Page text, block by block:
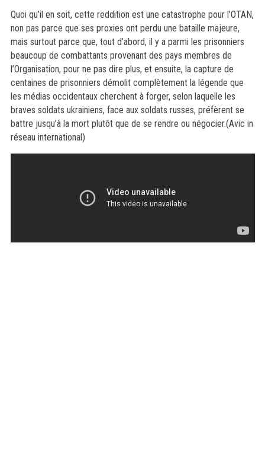
Quoi qu’il en soit, cette reddition est une catastrophe pour l’OTAN,
non pas parce que ses proxies ont perdu une bataille majeure,
mais surtout parce que, tout d’abord, il y a parmi les prisonniers
beaucoup de combattants provenant des pays membres de
l’Organisation, pour ne pas dire plus, et ensuite, la capture de
centaines de prisonniers démolit complètement la légende que
les médias occidentaux cherchent à forger, selon laquelle les
braves soldats ukrainiens, face aux soldats russes, préfèrent se
battre jusqu’à la mort plutôt que de se rendre ou négocier.(Avic in
réseau international)